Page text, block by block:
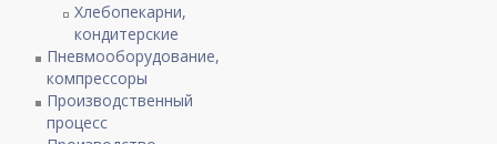
Хлебопекарни,
кондитерские
Пневмооборудование,
компрессоры
Производственный
процесс